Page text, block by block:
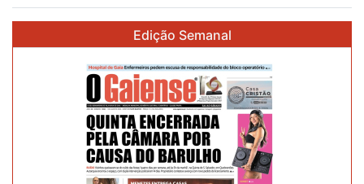
Avintes
abre
este
sábado
Edição Semanal